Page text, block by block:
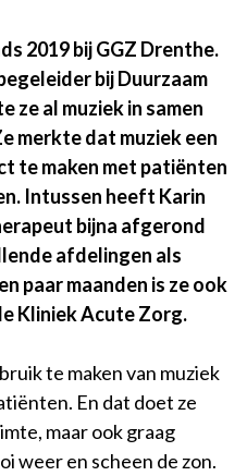
2019 bij GGZ Drenthe.
bij Duurzaam
ze al muziek in samen
merkte dat muziek een
te maken met patiënten
Intussen heeft Karin
bijna afgerond
afdelingen als
paar maanden is ze ook
Kliniek Acute Zorg.
te maken van muziek
En dat doet ze
maar ook graag
weer en scheen de zon.